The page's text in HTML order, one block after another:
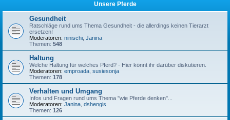
Unsere Pferde
Gesundheit
Ratschläge rund ums Thema Gesundheit - die allerdings keinen Tierarzt
ersetzen!
Moderatoren: ninischi Janina
Themen: 548
Haltung
Welche Haltung für welches Pferd? - Hier könnt ihr darüber diskutieren.
Moderatoren: emproada susiesonja
Themen: 178
Verhalten und Umgang
Infos und Fragen rund ums Thema "wie Pferde denken"...
Moderatoren: Janina dshengis
Themen: 126